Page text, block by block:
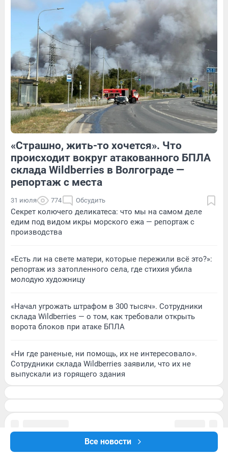
Все новости
Обсудить
Обсудить Обсудить
3 Обсудить 4 Обсудить
«Страшно, жить-то хочется». Что
происходит вокруг атакованного БПЛА
склада Wildberries в Волгограде —
репортаж с места
31 июля 774 Обсудить
Секрет колючего деликатеса: что мы на самом деле
едим под видом икры морского ежа — репортаж с
производства
«Есть ли на свете матери, которые пережили всё это?»:
репортаж из затопленного села, где стихия убила
молодую художницу
«Начал угрожать штрафом в 300 тысяч». Сотрудники
склада Wildberries — о том, как требовали открыть
ворота блоков при атаке БПЛА
«Ни где раненые, ни помощь, их не интересовало».
Сотрудники склада Wildberries заявили, что их не
выпускали из горящего здания